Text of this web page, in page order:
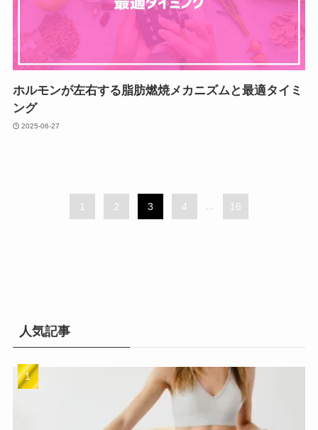
ホルモンが左右する脂肪燃焼メカニズムと最適タイミ
ング
2025-06-27
1 2 3 4 ... 16
人気記事